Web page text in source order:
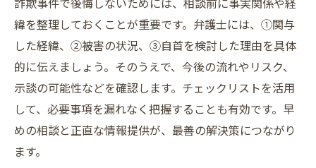
キャッシュカードを他人に送った場合の刑
事事件リスク
預貯金詐欺で問われる刑事事件の注意点
埼玉県の詐欺事件件数から見る傾向と対策
特殊詐欺の違いを理解して自首を有利に進
める
緯を整理しておくことが重要です。弁護士には、①関与
した経緯、②被害の状況、③自首を検討した理由を具体
的に伝えましょう。そのうえで、今後の流れやリスク、
示談の可能性などを確認します。チェックリストを活用
して、必要事項を漏れなく把握することも有効です。早
めの相談と正直な情報提供が、最善の解決策につながり
ます。